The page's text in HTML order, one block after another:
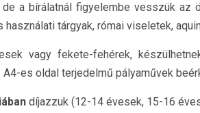
de a bírálatnál figyelembe vesszük
tárgyak, római viseletek,
vagy fekete-fehérek,
A4-es oldal terjedelmű pályaművek
díjazzuk (12-14 évesek, 15-16